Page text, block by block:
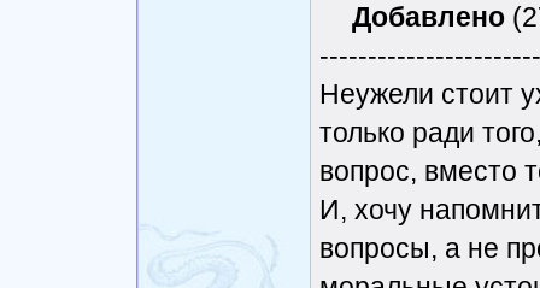
Добавлено
Неужели стоит
только ради
вопрос, вместо
И, хочу
вопросы, а не